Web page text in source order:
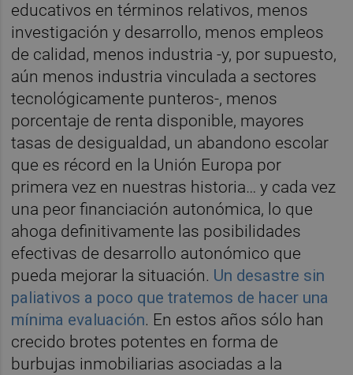
educativos en términos relativos, menos
investigación y desarrollo, menos empleos
de calidad, menos industria -y, por supuesto,
aún menos industria vinculada a sectores
tecnológicamente punteros-, menos
porcentaje de renta disponible, mayores
tasas de desigualdad, un abandono escolar
que es récord en la Unión Europa por
primera vez en nuestras historia… y cada vez
una peor financiación autonómica, lo que
ahoga definitivamente las posibilidades
efectivas de desarrollo autonómico que
pueda mejorar la situación. Un desastre sin
paliativos a poco que tratemos de hacer una
mínima evaluación. En estos años sólo han
crecido brotes potentes en forma de
burbujas inmobiliarias asociadas a la